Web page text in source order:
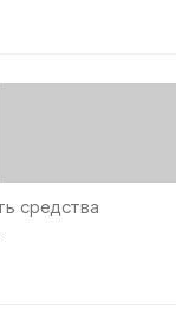
средства